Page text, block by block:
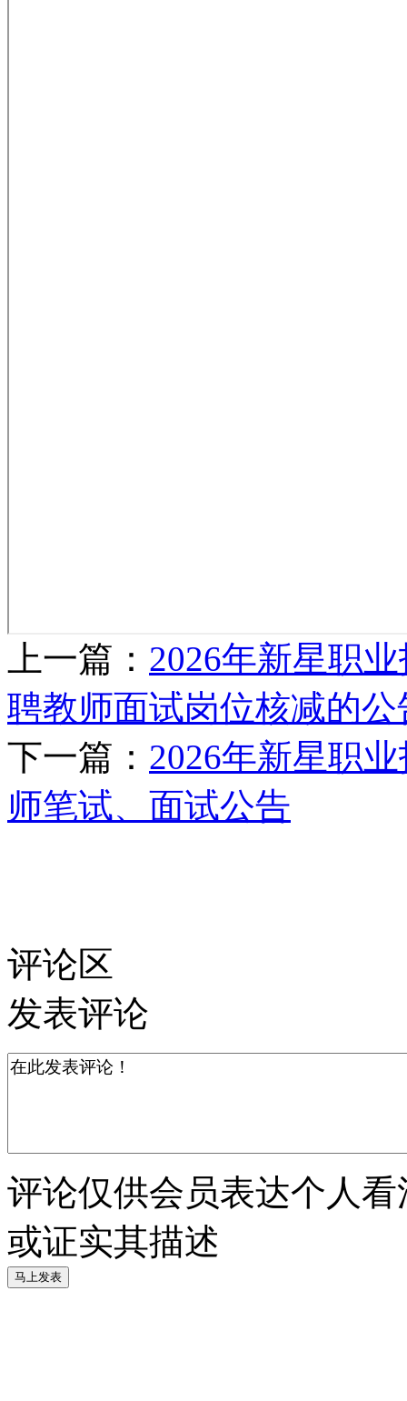
上一篇： 2026年新星职
聘教师面试岗位核减的公
下一篇： 2026年新星职
师笔试、面试公告
评论区
发表评论
评论仅供会员表达个人
或证实其描述